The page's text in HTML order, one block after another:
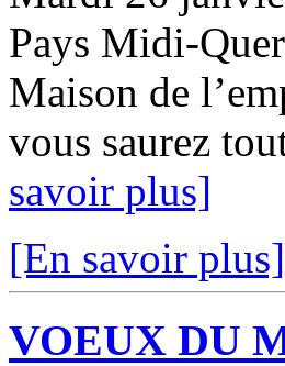
Pays Midi-
Maison de
vous saurez
savoir plus]
[En savoir plus]
VOEUX DU